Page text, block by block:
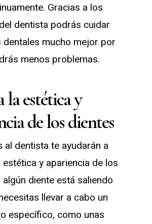
Gracias a los
dentista podrás cuidar
dentales mucho mejor por
menos problemas.
la estética y
de los dientes
al dentista te ayudarán a
y apariencia de los
algún diente está saliendo
llevar a cabo un
específico, como unas